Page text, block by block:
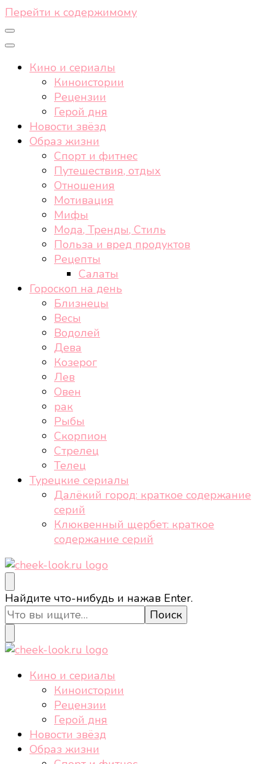
Перейти к содержимому
Кино и сериалы
Киноистории
Рецензии
Герой дня
Новости звёзд
Образ жизни
Спорт и фитнес
Путешествия, отдых
Отношения
Мотивация
Мифы
Мода, Тренды, Стиль
Польза и вред продуктов
Рецепты
Салаты
Гороскоп на день
Близнецы
Весы
Водолей
Дева
Козерог
Лев
Овен
рак
Рыбы
Скорпион
Стрелец
Телец
Турецкие сериалы
Далёкий город: краткое содержание
серий
Клюквенный щербет: краткое
содержание серий
cheek-look.ru
Женский сайт о звездах и кино, а также трендах,
здоровом образе жизни, спорте, стиле, отдыхе и
еде.
Ищите
что-
то?
Найдите что-нибудь и нажав Enter.
cheek-look.ru
Женский сайт о звездах и кино, а также трендах,
здоровом образе жизни, спорте, стиле, отдыхе и
Кино и сериалы
Киноистории
Рецензии
Герой дня
Новости звёзд
Образ жизни